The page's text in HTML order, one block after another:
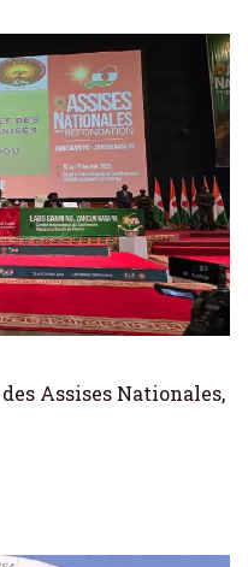
Assises Nationales,